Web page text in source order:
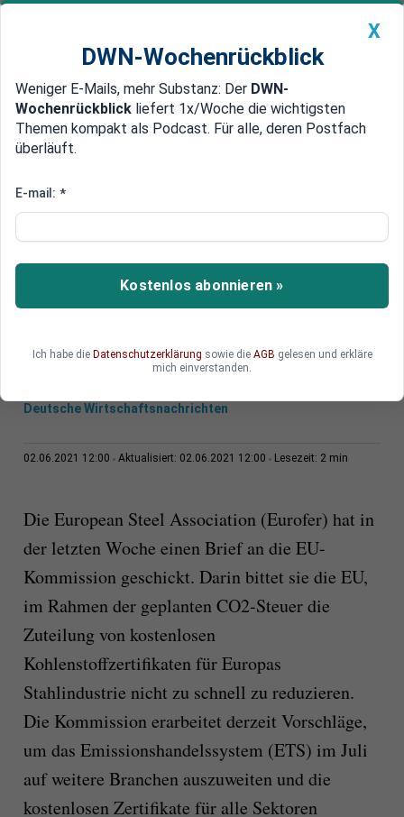
Newsticker MEIN DWN: Geldanlage Premium
Edelmetalle DWN-Magazin China
Europas Stahlindustrie bittet EU-
Europas Stahlindustrie fürchtet den von Brüssel
geplanten Umbau des Emissionshandels. In
einem Brief bittet der Branchenverband Eurofer
Deutsche Wirtschaftsnachrichten
02.06.2021 12:00 Aktualisiert: 02.06.2021 12:00 Lesezeit: 2 min
Die European Steel Association (Eurofer) hat in
der letzten Woche einen Brief an die EU-
Kommission geschickt. Darin bittet sie die EU,
im Rahmen der geplanten CO2-Steuer die
Zuteilung von kostenlosen
Kohlenstoffzertifikaten für Europas
Stahlindustrie nicht zu schnell zu reduzieren.
Die Kommission erarbeitet derzeit Vorschläge,
um das Emissionshandelssystem (ETS) im Juli
auf weitere Branchen auszuweiten und die
kostenlosen Zertifikate für alle Sektoren
X
DWN-Wochenrückblick
Weniger E-Mails, mehr Substanz: Der DWN-
Wochenrückblick liefert 1x/Woche die wichtigsten
Themen kompakt als Podcast. Für alle, deren Postfach
überläuft.
E-mail: *
Kostenlos abonnieren »
Ich habe die Datenschutzerklärung sowie die AGB gelesen und erkläre
mich einverstanden.